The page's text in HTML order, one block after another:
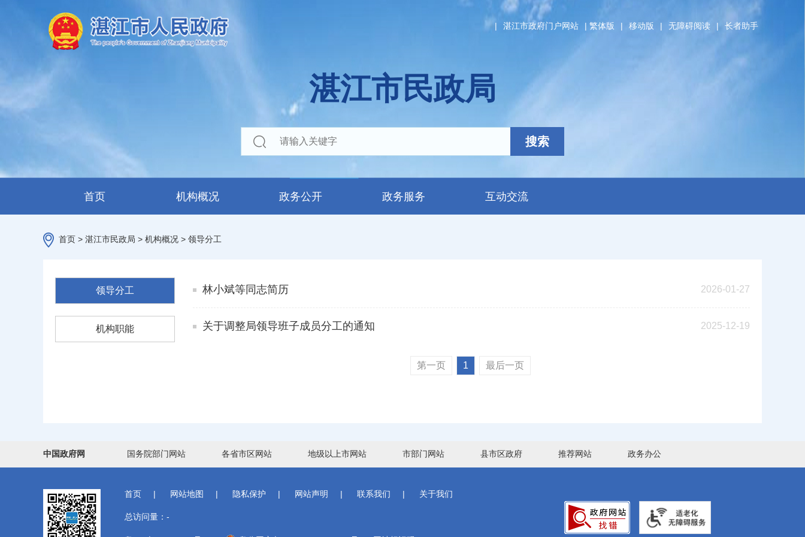
| 湛江市政府门户网站 | 繁体版 | 移动版 | 无障碍阅读 | 长者助手
湛江市民政局
搜索
首页 机构概况 政务公开 政务服务 互动交流
首页 > 湛江市民政局 > 机构概况 > 领导分工
领导分工
机构职能
林小斌等同志简历 2026-01-27
关于调整局领导班子成员分工的通知 2025-12-19
第一页 1 最后一页
中国政府网 国务院部门网站 各省市区网站 地级以上市网站 市部门网站 县市区政府 推荐网站 政务办公
首页 | 网站地图 | 隐私保护 | 网站声明 | 联系我们 | 关于我们
总访问量： -